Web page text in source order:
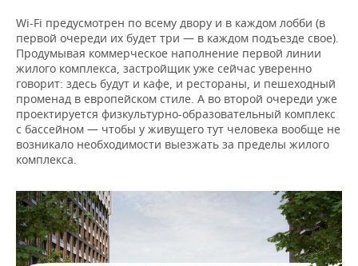
Wi-Fi предусмотрен по всему двору и в каждом лобби (в
первой очереди их будет три — в каждом подъезде свое).
Продумывая коммерческое наполнение первой линии
жилого комплекса, застройщик уже сейчас уверенно
говорит: здесь будут и кафе, и рестораны, и пешеходный
променад в европейском стиле. А во второй очереди уже
проектируется физкультурно-образовательный комплекс
с бассейном — чтобы у живущего тут человека вообще не
возникало необходимости выезжать за пределы жилого
комплекса.